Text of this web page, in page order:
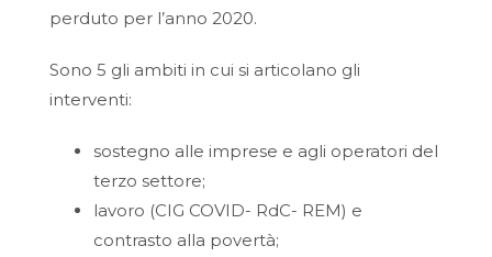
perduto per l’anno 2020.
Sono 5 gli ambiti in cui si articolano gli
interventi:
sostegno alle imprese e agli operatori del
terzo settore;
lavoro (CIG COVID- RdC- REM) e
contrasto alla povertà;